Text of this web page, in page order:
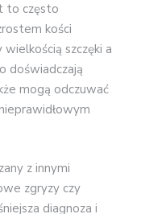
to często
kości
szczęki a
doświadczają
mogą odczuwać
z innymi
zgryzy czy
diagnoza i